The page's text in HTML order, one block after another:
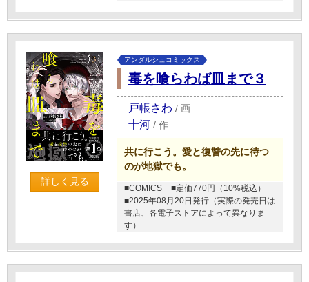
詳しく見る
アンダルシュコミックス
毒を喰らわば皿まで３
戸帳さわ / 画
十河 / 作
共に行こう。愛と復讐の先に待つ
のが地獄でも。
■COMICS
■定価770円（10%税込）
■2025年08月20日発行（実際の発売日は
書店、各電子ストアによって異なりま
す）